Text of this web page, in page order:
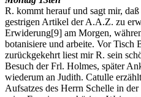
R. kommt herauf und sagt mir,
gestrigen Artikel der A.A.Z. zu
Erwiderung[9] am Morgen,
botanisiere und arbeite. Vor Tisch
zurückgekehrt liest mir R. sein
Besuch der Frl. Holmes, später
wiederum an Judith. Catulle
Aufsatzes des Herrn Schelle in